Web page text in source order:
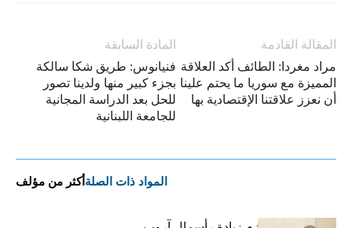
المادة السابقة
فنيانوس: طريق شكا سالكة
بجزء كبير منها ولدينا تصور
للحل بعد الدراسة المجانية
للجامعة اللبنانية
المقالة القادمة
مراد مغردا: الطائف أكد العلاقة
المميزة مع سوريا ما يحتم علينا
أن نعزز علاقتنا الإقتصادية بها
المواد ذات الصلة أكثر من مؤلف